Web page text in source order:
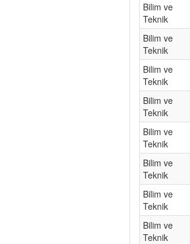
Bilim ve
Teknik
Bilim ve
Teknik
Bilim ve
Teknik
Bilim ve
Teknik
Bilim ve
Teknik
Bilim ve
Teknik
Bilim ve
Teknik
Bilim ve
Teknik